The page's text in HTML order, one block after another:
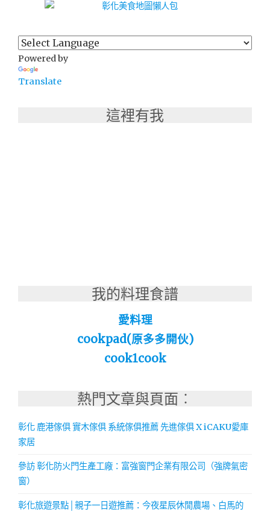
Powered by
Translate
這裡有我
我的料理食譜
愛料理
cookpad(原多多開伙)
cook1cook
熱門文章與頁面︰
彰化 鹿港傢俱 實木傢俱 系統傢俱推薦 先進傢俱 X iCAKU愛庫
家居
參訪 彰化防火門生產工廠：富強窗門企業有限公司（強牌氣密
窗）
彰化旅遊景點│親子一日遊推薦：今夜星辰休閒農場、白馬的